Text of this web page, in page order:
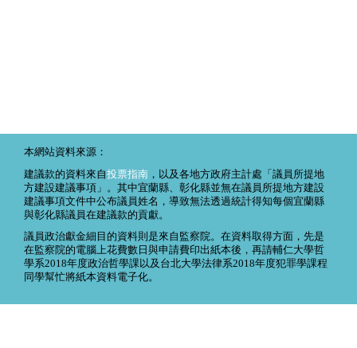
本網站資料來源：
建議款的資料來自投票指南 ，以及各地方政府主計處「議員所提地
方建設建議事項」。其中宜蘭縣、彰化縣並無在議員所提地方建設
建議事項文件中公布議員姓名，導致無法透過統計得知每個宜蘭縣
與彰化縣議員在建議款的貢獻。
議員政治獻金細目的資料則是來自監察院。在資料取得方面，先是
在監察院的電腦上花費數日與申請費印出紙本後，再請輔仁大學哲
學系2018年度政治哲學課以及台北大學法律系2018年度犯罪學課程
同學幫忙將紙本資料電子化。